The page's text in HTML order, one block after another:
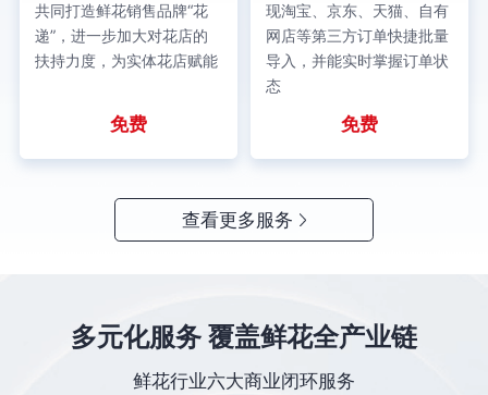
共同打造鲜花销售品牌“花
递”，进一步加大对花店的
扶持力度，为实体花店赋能
免费
现淘宝、京东、天猫、自有
网店等第三方订单快捷批量
导入，并能实时掌握订单状
态
免费
查看更多服务
多元化服务 覆盖鲜花全产业链
鲜花行业六大商业闭环服务